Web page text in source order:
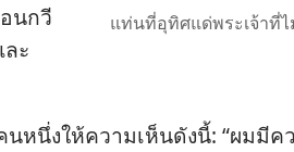
แท่น​ที่​อุทิศ​แด่​พระเจ้า​ที่​ไ
น​กวี​
ะ​
น​หนึ่ง​ให้​ความ​เห็น​ดัง​นี้: “ผม​มี​